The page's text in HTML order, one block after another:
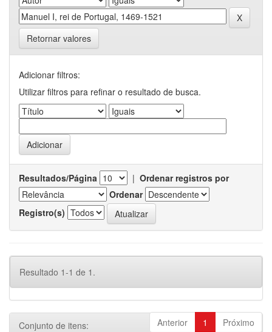
Retornar valores
Adicionar filtros:
Utilizar filtros para refinar o resultado de busca.
Resultados/Página | Ordenar registros por
Ordenar
Registro(s)
Resultado 1-1 de 1.
Anterior 1 Próximo
Conjunto de itens: